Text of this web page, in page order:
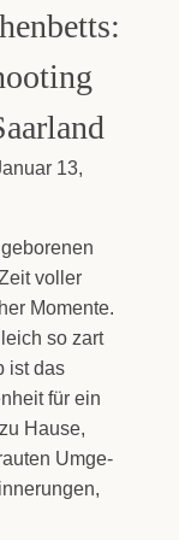
13,
vol­ler
Momen­te.
so zart
ist das
für ein
Hau­se,
Umge­